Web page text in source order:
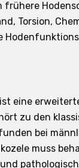
frühere
Torsion,
eine
zu den
bei
muss